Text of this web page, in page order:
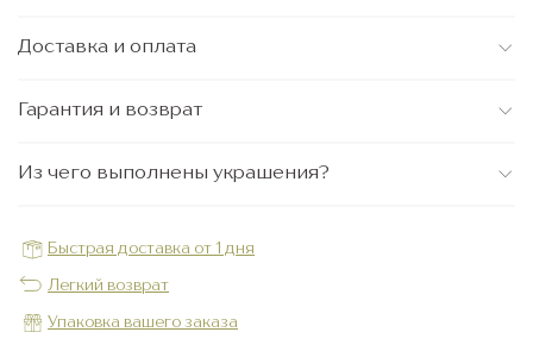
Доставка и оплата
Гарантия и возврат
Из чего выполнены украшения?
Быстрая доставка от 1 дня
Легкий возврат
Упаковка вашего заказа